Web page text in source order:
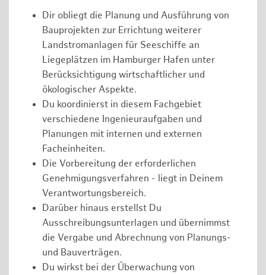
Dir obliegt die Planung und Ausführung von
Bauprojekten zur Errichtung weiterer
Landstromanlagen für Seeschiffe an
Liegeplätzen im Hamburger Hafen unter
Berücksichtigung wirtschaftlicher und
ökologischer Aspekte.
Du koordinierst in diesem Fachgebiet
verschiedene Ingenieuraufgaben und
Planungen mit internen und externen
Facheinheiten.
Die Vorbereitung der erforderlichen
Genehmigungsverfahren - liegt in Deinem
Verantwortungsbereich.
Darüber hinaus erstellst Du
Ausschreibungsunterlagen und übernimmst
die Vergabe und Abrechnung von Planungs-
und Bauverträgen.
Du wirkst bei der Überwachung von